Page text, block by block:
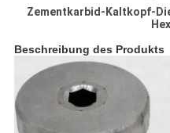
Zementkarbid-Kaltkopf-
Beschreibung des Produkts